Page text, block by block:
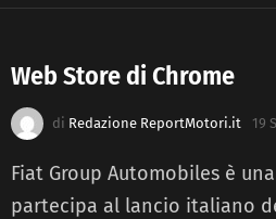
Latest
story
Web Store di Chrome
di Redazione ReportMotori.it 19
Fiat Group Automobiles è
partecipa al lancio italiano